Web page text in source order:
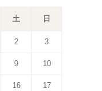
土 日
2 3
9 10
16 17